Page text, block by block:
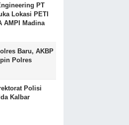
PT
Lokasi PETI
AMPI Madina
Baru, AKBP
Polres
Polisi
Kalbar